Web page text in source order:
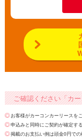
ご確認ください「カ
お客様がカーコンカーリースを
申込みと同時にご契約が確定す
掲載のお支払い例は頭金0円での